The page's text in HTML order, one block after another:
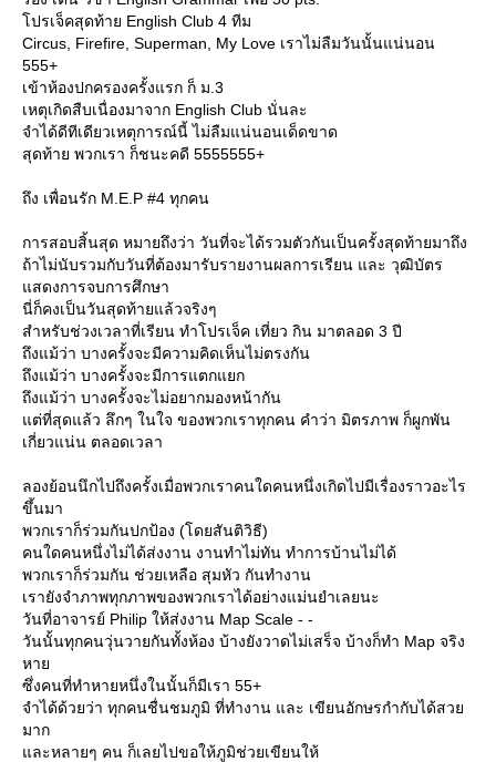
ปรเจ็คสุดท้าย English Club 4 ทีม
Circus, Firefire, Superman, My Love เราไม่ลืมวันนั้นแน่นอน
555+
เข้าห้องปกครองครั้งแรก ก็ ม.3
เหตุเกิดสืบเนื่องมาจาก English Club นั่นละ
จำได้ดีทีเดียวเหตุการณ์นี้ ไม่ลืมแน่นอนเด็ดขาด
สุดท้าย พวกเรา ก็ชนะคดี 5555555+
ถึง เพื่อนรัก M.E.P #4 ทุกคน
การสอบสิ้นสุด หมายถึงว่า วันที่จะได้รวมตัวกันเป็นครั้งสุดท้ายมาถึง
ถ้าไม่นับรวมกับวันที่ต้องมารับรายงานผลการเรียน และ วุฒิบัตร
สดงการจบการศึกษา
นี่ก็คงเป็นวันสุดท้ายแล้วจริงๆ
สำหรับช่วงเวลาที่เรียน ทำโปรเจ็ค เที่ยว กิน มาตลอด 3 ปี
ถึงแม้ว่า บางครั้งจะมีความคิดเห็นไม่ตรงกัน
ถึงแม้ว่า บางครั้งจะมีการแตกแยก
ถึงแม้ว่า บางครั้งจะไม่อยากมองหน้ากัน
ต่ที่สุดแล้ว ลึกๆ ในใจ ของพวกเราทุกคน คำว่า มิตรภาพ ก็ผูกพัน
เกี่ยวแน่น ตลอดเวลา
ลองย้อนนึกไปถึงครั้งเมื่อพวกเราคนใดคนหนึ่งเกิดไปมีเรื่องราวอะไร
ขึ้นมา
พวกเราก็ร่วมกันปกป้อง (โดยสันติวิธี)
คนใดคนหนึ่งไม่ได้ส่งงาน งานทำไม่ทัน ทำการบ้านไม่ได้
พวกเราก็ร่วมกัน ช่วยเหลือ สุมหัว กันทำงาน
เรายังจำภาพทุกภาพของพวกเราได้อย่างแม่นยำเลยนะ
วันที่อาจารย์ Philip ให้ส่งงาน Map Scale - -
วันนั้นทุกคนวุ่นวายกันทั้งห้อง บ้างยังวาดไม่เสร็จ บ้างก็ทำ Map จริง
หา
ซึ่งคนที่ทำหายหนึ่งในนั้นก็มีเรา 55+
จำได้ด้วยว่า ทุกคนชื่นชมภูมิ ที่ทำงาน และ เขียนอักษรกำกับได้สว
มาก
ละหลายๆ คน ก็เลยไปขอให้ภูมิช่วยเขียนให้